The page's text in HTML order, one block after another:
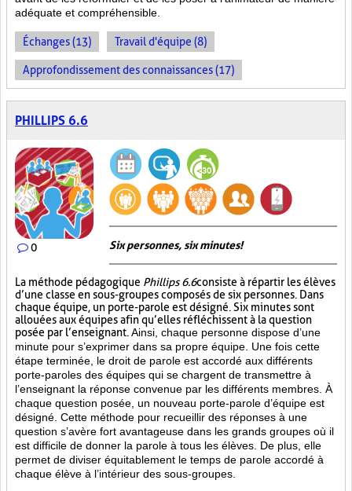
adéquate et compréhensible.
Échanges (13) Travail d'équipe (8)
Approfondissement des connaissances (17)
PHILLIPS 6.6
0 Six personnes, six minutes!
La méthode pédagogique Phillips 6.6consiste à répartir les élèves
d’une classe en sous-groupes composés de six personnes. Dans
chaque équipe, un porte-parole est désigné. Six minutes sont
allouées aux équipes afin qu’elles réfléchissent à la question
posée par l’enseignant. Ainsi, chaque personne dispose d’une
minute pour s’exprimer dans sa propre équipe. Une fois cette
étape terminée, le droit de parole est accordé aux différents
porte-paroles des équipes qui se chargent de transmettre à
l’enseignant la réponse convenue par les différents membres. À
chaque question posée, un nouveau porte-parole d’équipe est
désigné. Cette méthode pour recueillir des réponses à une
question s’avère fort avantageuse dans les grands groupes où il
est difficile de donner la parole à tous les élèves. De plus, elle
permet de diviser équitablement le temps de parole accordé à
chaque élève à l’intérieur des sous-groupes.